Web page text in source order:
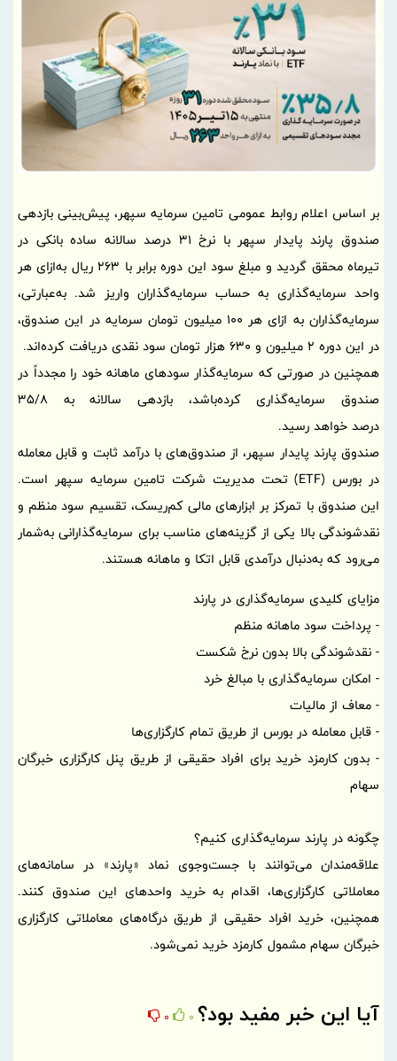
بر اساس اعلام روابط عمومی تامین سرمایه سپهر، پیش‌بینی بازدهی
صندوق پارند پایدار سپهر با نرخ 31 درصد سالانه ساده بانکی در
تیرماه محقق گردید و مبلغ سود این دوره برابر با 263 ریال به‌ازای هر
واحد سرمایه‌گذاری به حساب سرمایه‌گذاران واریز شد. به‌عبارتی،
سرمایه‌گذاران به ازای هر 100 میلیون تومان سرمایه در این صندوق،
در این دوره 2 میلیون و 630 هزار تومان سود نقدی دریافت کرده‌اند.
همچنین در صورتی که سرمایه‌گذار سودهای ماهانه خود را مجدداً در
صندوق سرمایه‌گذاری کرده‌باشد، بازدهی سالانه به 35/8
درصد خواهد رسید.
صندوق پارند پایدار سپهر، از صندوق‌های با درآمد ثابت و قابل معامله
در بورس (ETF) تحت مدیریت شرکت تامین سرمایه سپهر است.
این صندوق با تمرکز بر ابزارهای مالی کم‌ریسک، تقسیم سود منظم و
نقدشوندگی بالا یکی از گزینه‌های مناسب برای سرمایه‌گذارانی به‌شمار
می‌رود که به‌دنبال درآمدی قابل اتکا و ماهانه هستند.
مزایای کلیدی سرمایه‌گذاری در پارند
- پرداخت سود ماهانه منظم
- نقدشوندگی بالا بدون نرخ شکست
- امکان سرمایه‌گذاری با مبالغ خرد
- معاف از مالیات
- قابل معامله در بورس از طریق تمام کارگزاری‌ها
- بدون کارمزد خرید برای افراد حقیقی از طریق پنل کارگزاری خبرگان
سهام
چگونه در پارند سرمایه‌گذاری کنیم؟
علاقه‌مندان می‌توانند با جست‌وجوی نماد «پارند» در سامانه‌های
معاملاتی کارگزاری‌ها، اقدام به خرید واحدهای این صندوق کنند.
همچنین، خرید افراد حقیقی از طریق درگاه‌های معاملاتی کارگزاری
خبرگان سهام مشمول کارمزد خرید نمی‌شود.
آیا این خبر مفید بود؟ 0
0